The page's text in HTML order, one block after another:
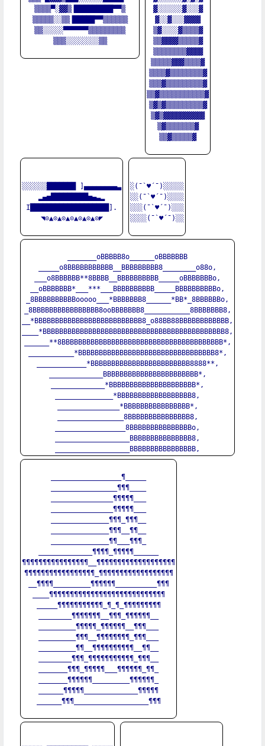
▒▒▒▒▀░▓▓▒▐█████████▀▀▒
▒▒▒▒▒░░▒▒▐█████▀▀▒▒▒▒▒▒
▒▒░░░░░▀▀▀▀▀▀▒▒▒▒▒▒▒▒▒
▒▒▒░░░░░░░░▒▒
▓░░░░░░▓░░░▓
▓░░▓░░░▓▓▓▓
▒▓░░░░▓▒▒▒▒▓
▒▒▓▓▓▓▒▒▒▒▒▓
▒▒▒▒▒▒▒▒▓▓▓▓
▒▒▒▒▒▓▓▓▒▒▒▒▓
▒▒▒▒▓▒▒▒▒▒▒▒▒▓
▒▒▒▓▒▒▒▒▒▒▒▒▒▓
▒▒▓▒▒▒▒▒▒▒▒▒▒▒▓
▒▓▒▓▒▒▒▒▒▒▒▒▒▓
▒▓▒▓▓▓▓▓▓▓▓▓▓
▒▓▒▒▒▒▒▒▒▓
▒▒▓▒▒▒▒▒▓
░░░░░░███████ ]▄▄▄▄▄▄▄▄▃
▂▄▅█████████▅▄▃▂
I███████████████████].
◥⊙▲⊙▲⊙▲⊙▲⊙▲⊙▲⊙◤
░(¯`♥´¯)░░░░░
░░(¯`♥´¯)░░░░
░░░(¯`♥´¯)░░░
░░░░(¯`♥´¯)░░
_______oBBBBB8o______oBBBBBBB
_____o8BBBBBBBBBBB__BBBBBBBBB8________o88o,
___o8BBBBBB**8BBBB__BBBBBBBBBB_____oBBBBBBBo,
__oBBBBBBB*___***___BBBBBBBBBB_____BBBBBBBBBBo,
_8BBBBBBBBBBooooo___*BBBBBBB8______*BB*_8BBBBBBo,
_8BBBBBBBBBBBBBBBB8ooBBBBBBB8___________8BBBBBBB8,
__*BBBBBBBBBBBBBBBBBBBBBBBBBB8_o88BB88BBBBBBBBBBBB,
____*BBBBBBBBBBBBBBBBBBBBBBBBBBBBBBBBBBBBBBBBBBBB8,
______**8BBBBBBBBBBBBBBBBBBBBBBBBBBBBBBBBBBBBBBB*,
___________*BBBBBBBBBBBBBBBBBBBBBBBBBBBBBBBBB8*,
____________*BBBBBBBBBBBBBBBBBBBBBBBB8888**,
_____________BBBBBBBBBBBBBBBBBBBBBBB*,
_____________*BBBBBBBBBBBBBBBBBBBBB*,
______________*BBBBBBBBBBBBBBBBBB8,
_______________*BBBBBBBBBBBBBBBB*,
________________8BBBBBBBBBBBBBBB8,
_________________8BBBBBBBBBBBBBBBo,
__________________BBBBBBBBBBBBBBB8,
_________________¶_____
________________¶¶¶____
_______________¶¶¶¶¶___
_______________¶¶¶¶¶___
______________¶¶¶_¶¶¶__
______________¶¶¶__¶¶__
______________¶¶___¶¶¶_
_____________¶¶¶¶_¶¶¶¶¶______
¶¶¶¶¶¶¶¶¶¶¶¶¶¶¶¶__¶¶¶¶¶¶¶¶¶¶¶¶¶¶¶¶¶¶¶
¶¶¶¶¶¶¶¶¶¶¶¶¶¶¶¶¶_¶¶¶¶¶¶¶¶¶¶¶¶¶¶¶¶¶¶
__¶¶¶¶_________¶¶¶¶¶¶__________¶¶¶
____¶¶¶¶¶¶¶¶¶¶¶¶¶¶¶¶¶¶¶¶¶¶¶¶¶¶¶¶
_____¶¶¶¶¶¶¶¶¶¶¶_¶_¶_¶¶¶¶¶¶¶¶¶
________¶¶¶¶¶¶¶__¶¶¶_¶¶¶¶¶¶__
_________¶¶¶¶¶_¶¶¶¶¶¶__¶¶¶___
_________¶¶¶__¶¶¶¶¶¶¶¶_¶¶¶___
_________¶¶__¶¶¶¶¶¶¶¶¶¶__¶¶__
________¶¶¶_¶¶¶¶¶¶¶¶¶¶¶_¶¶¶__
_______¶¶¶_¶¶¶¶¶___¶¶¶¶¶¶_¶¶_
_______¶¶¶¶¶¶_________¶¶¶¶¶¶_
______¶¶¶¶¶_____________¶¶¶¶¶
______¶¶¶__________________¶¶¶